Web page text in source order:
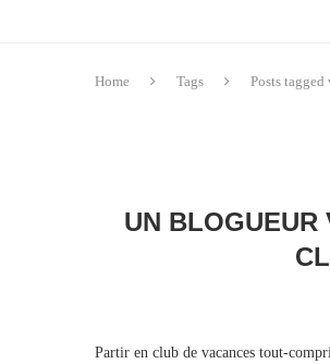
Home Tags Posts
UN BLOGUEUR
Partir en club de vacances tout-